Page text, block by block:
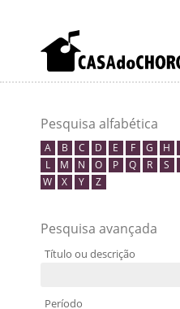
Pesquisa alfabética
A B C D E F G H
L
M N O P Q R S
W
X Y Z
Pesquisa avançada
Título ou descrição
Período